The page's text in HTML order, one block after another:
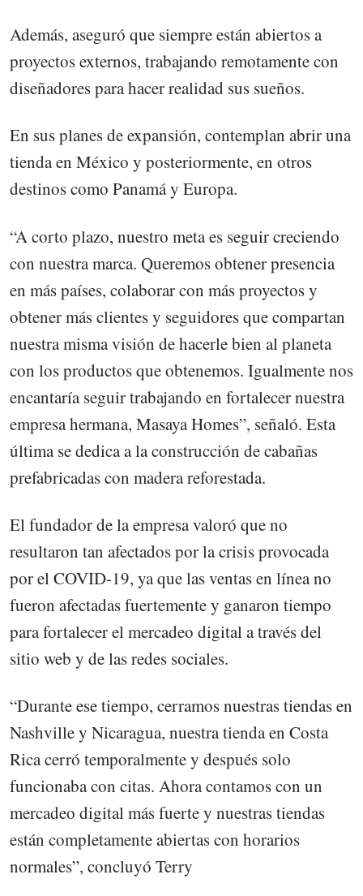
Además, aseguró que siempre están abiertos a
proyectos externos, trabajando remotamente con
diseñadores para hacer realidad sus sueños.
En sus planes de expansión, contemplan abrir una
tienda en México y posteriormente, en otros
destinos como Panamá y Europa.
“A corto plazo, nuestro meta es seguir creciendo
con nuestra marca. Queremos obtener presencia
en más países, colaborar con más proyectos y
obtener más clientes y seguidores que compartan
nuestra misma visión de hacerle bien al planeta
con los productos que obtenemos. Igualmente nos
encantaría seguir trabajando en fortalecer nuestra
empresa hermana, Masaya Homes”, señaló. Esta
última se dedica a la construcción de cabañas
prefabricadas con madera reforestada.
El fundador de la empresa valoró que no
resultaron tan afectados por la crisis provocada
por el COVID-19, ya que las ventas en línea no
fueron afectadas fuertemente y ganaron tiempo
para fortalecer el mercadeo digital a través del
sitio web y de las redes sociales.
“Durante ese tiempo, cerramos nuestras tiendas en
Nashville y Nicaragua, nuestra tienda en Costa
Rica cerró temporalmente y después solo
funcionaba con citas. Ahora contamos con un
mercadeo digital más fuerte y nuestras tiendas
están completamente abiertas con horarios
normales”, concluyó Terry